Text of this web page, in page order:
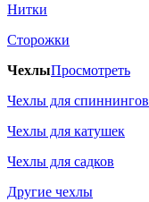
Нитки
Сторожки
ЧехлыПросмотреть
Чехлы для спиннингов
Чехлы для катушек
Чехлы для садков
Другие чехлы